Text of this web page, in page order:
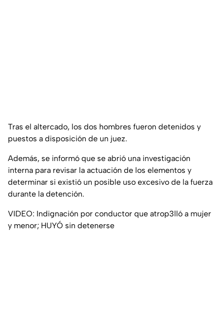
Tras el altercado, los dos hombres fueron detenidos y
puestos a disposición de un juez.
Además, se informó que se abrió una investigación
interna para revisar la actuación de los elementos y
determinar si existió un posible uso excesivo de la fuerza
durante la detención.
VIDEO: Indignación por conductor que atrop3lló a mujer
y menor; HUYÓ sin detenerse